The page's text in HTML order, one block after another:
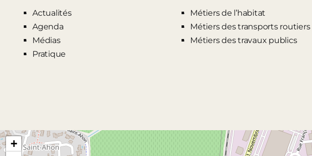
Actualités
Agenda
Médias
Pratique
Métiers de l’habitat
Métiers des transports routiers
Métiers des travaux publics
+